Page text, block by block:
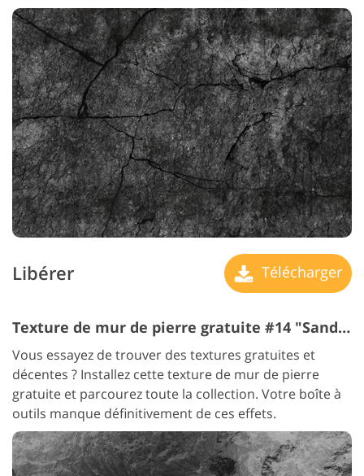
Libérer Télécharger
Texture de mur de pierre gratuite #14 "Sandpit"
Vous essayez de trouver des textures gratuites et
décentes ? Installez cette texture de mur de pierre
gratuite et parcourez toute la collection. Votre boîte à
outils manque définitivement de ces effets.